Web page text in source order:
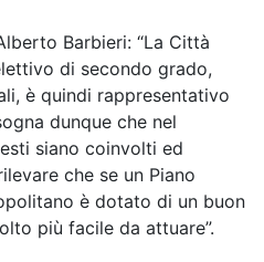
Barbieri: “La Città
di secondo grado,
è quindi rappresentativo
dunque che nel
siano coinvolti ed
che se un Piano
è dotato di un buon
più facile da attuare”.